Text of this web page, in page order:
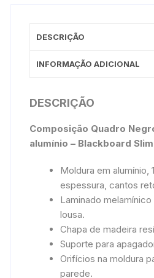
DESCRIÇÃO
INFORMAÇÃO ADICIONAL
DESCRIÇÃO
Composição Quadro
alumínio – Blackboard Slim
Moldura em alumínio,
espessura, cantos
Laminado
lousa.
Chapa de madeira
Suporte para
Orifícios na moldura
parede.